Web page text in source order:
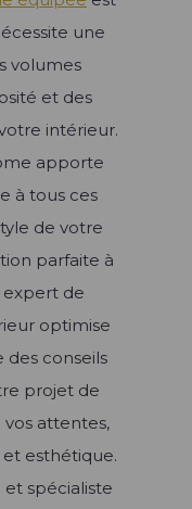
une
volumes
et des
intérieur.
apporte
à tous ces
de votre
parfaite à
expert de
optimise
des conseils
projet de
attentes,
esthétique.
et spécialiste